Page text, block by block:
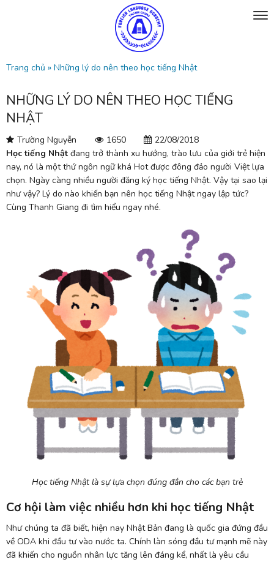
Trang chủ » Những lý do nên theo học tiếng Nhật
NHỮNG LÝ DO NÊN THEO HỌC TIẾNG
NHẬT
Trường Nguyễn 1650
22/08/2018
Học tiếng Nhật đang trở thành xu hướng, trào lưu của giới trẻ hiện
nay, nó là một thứ ngôn ngữ khá Hot được đông đảo người Việt lựa
chọn. Ngày càng nhiều người đăng ký học tiếng Nhật. Vậy tại sao lại
như vậy? Lý do nào khiến bạn nên học tiếng Nhật ngay lập tức?
Cùng Thanh Giang đi tìm hiểu ngay nhé.
Học tiếng Nhật là sự lựa chọn đúng đắn cho các bạn trẻ
Cơ hội làm việc nhiều hơn khi học tiếng Nhật
Như chúng ta đã biết, hiện nay Nhật Bản đang là quốc gia đứng đầu
về ODA khi đầu tư vào nước ta. Chính làn sóng đầu tư mạnh mẽ này
đã khiến cho nguồn nhân lực tăng lên đáng kể, nhất là yêu cầu